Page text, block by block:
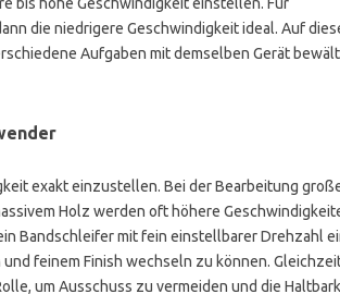
die niedrigere Geschwindigkeit ideal. Auf
Aufgaben mit demselben Gerät
exakt einzustellen. Bei der Bearbeitung
Holz werden oft höhere
Bandschleifer mit fein einstellbarer Drehzahl
feinem Finish wechseln zu können.
um Ausschuss zu vermeiden und die